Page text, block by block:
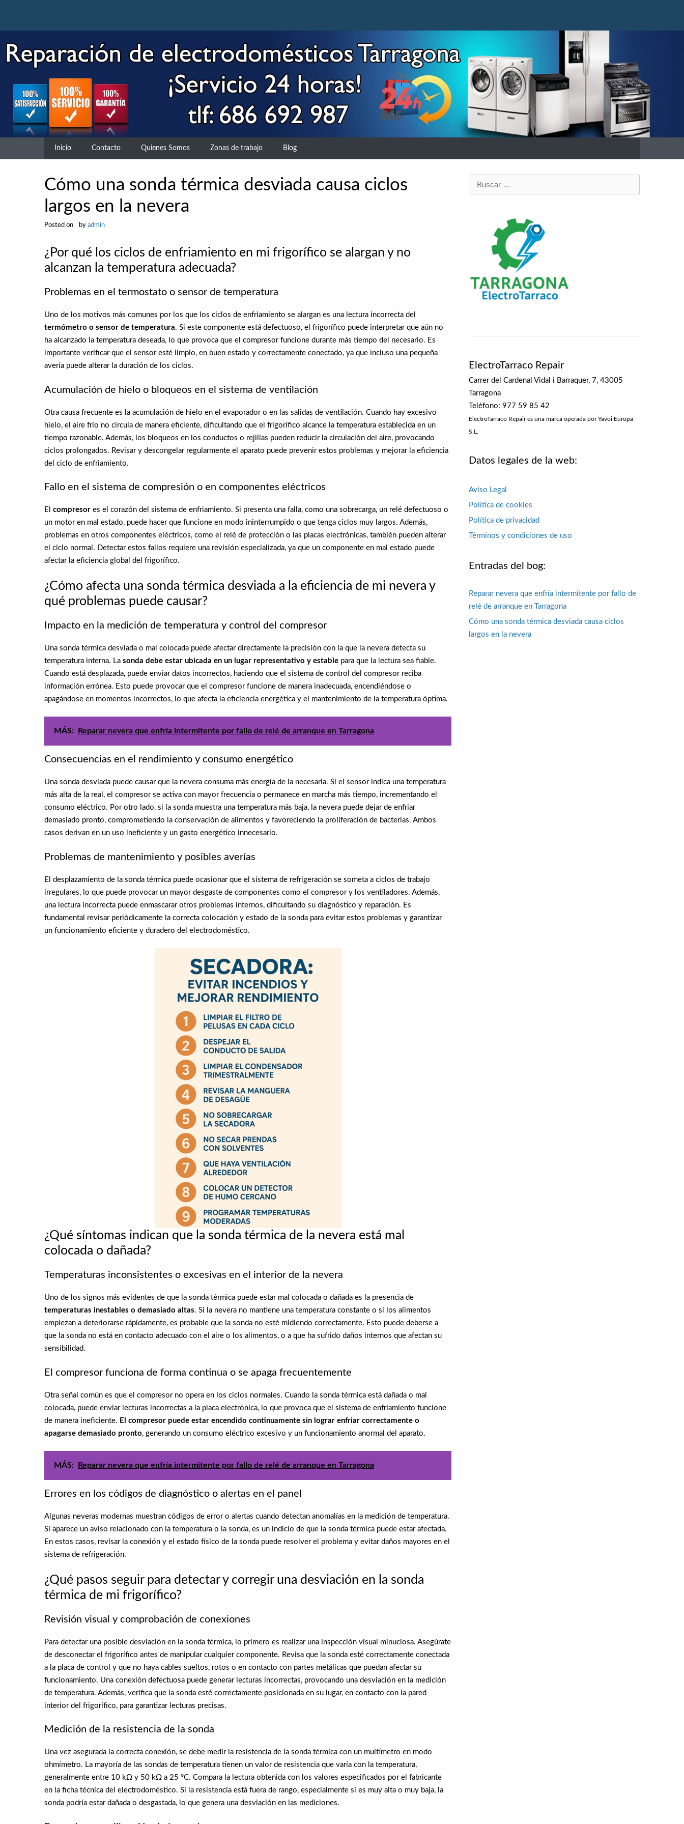
content
Inicio Contacto Quienes Somos Zonas de trabajo Blog
Cómo una sonda térmica desviada causa ciclos
largos en la nevera
Posted on by admin
¿Por qué los ciclos de enfriamiento en mi frigorífico se alargan y no
alcanzan la temperatura adecuada?
Problemas en el termostato o sensor de temperatura
Uno de los motivos más comunes por los que los ciclos de enfriamiento se alargan es una lectura incorrecta del
termómetro o sensor de temperatura. Si este componente está defectuoso, el frigorífico puede interpretar que aún no
ha alcanzado la temperatura deseada, lo que provoca que el compresor funcione durante más tiempo del necesario. Es
importante verificar que el sensor esté limpio, en buen estado y correctamente conectado, ya que incluso una pequeña
avería puede alterar la duración de los ciclos.
Acumulación de hielo o bloqueos en el sistema de ventilación
Otra causa frecuente es la acumulación de hielo en el evaporador o en las salidas de ventilación. Cuando hay excesivo
hielo, el aire frío no circula de manera eficiente, dificultando que el frigorífico alcance la temperatura establecida en un
tiempo razonable. Además, los bloqueos en los conductos o rejillas pueden reducir la circulación del aire, provocando
ciclos prolongados. Revisar y descongelar regularmente el aparato puede prevenir estos problemas y mejorar la eficiencia
del ciclo de enfriamiento.
Fallo en el sistema de compresión o en componentes eléctricos
El compresor es el corazón del sistema de enfriamiento. Si presenta una falla, como una sobrecarga, un relé defectuoso o
un motor en mal estado, puede hacer que funcione en modo ininterrumpido o que tenga ciclos muy largos. Además,
problemas en otros componentes eléctricos, como el relé de protección o las placas electrónicas, también pueden alterar
el ciclo normal. Detectar estos fallos requiere una revisión especializada, ya que un componente en mal estado puede
afectar la eficiencia global del frigorífico.
¿Cómo afecta una sonda térmica desviada a la eficiencia de mi nevera y
qué problemas puede causar?
Impacto en la medición de temperatura y control del compresor
Una sonda térmica desviada o mal colocada puede afectar directamente la precisión con la que la nevera detecta su
temperatura interna. La sonda debe estar ubicada en un lugar representativo y estable para que la lectura sea fiable.
Cuando está desplazada, puede enviar datos incorrectos, haciendo que el sistema de control del compresor reciba
información errónea. Esto puede provocar que el compresor funcione de manera inadecuada, encendiéndose o
apagándose en momentos incorrectos, lo que afecta la eficiencia energética y el mantenimiento de la temperatura óptima.
MÁS: Reparar nevera que enfría intermitente por fallo de relé de arranque en Tarragona
Consecuencias en el rendimiento y consumo energético
Una sonda desviada puede causar que la nevera consuma más energía de la necesaria. Si el sensor indica una temperatura
más alta de la real, el compresor se activa con mayor frecuencia o permanece en marcha más tiempo, incrementando el
consumo eléctrico. Por otro lado, si la sonda muestra una temperatura más baja, la nevera puede dejar de enfriar
demasiado pronto, comprometiendo la conservación de alimentos y favoreciendo la proliferación de bacterias. Ambos
casos derivan en un uso ineficiente y un gasto energético innecesario.
Problemas de mantenimiento y posibles averías
El desplazamiento de la sonda térmica puede ocasionar que el sistema de refrigeración se someta a ciclos de trabajo
irregulares, lo que puede provocar un mayor desgaste de componentes como el compresor y los ventiladores. Además,
una lectura incorrecta puede enmascarar otros problemas internos, dificultando su diagnóstico y reparación. Es
fundamental revisar periódicamente la correcta colocación y estado de la sonda para evitar estos problemas y garantizar
un funcionamiento eficiente y duradero del electrodoméstico.
¿Qué síntomas indican que la sonda térmica de la nevera está mal
colocada o dañada?
Temperaturas inconsistentes o excesivas en el interior de la nevera
Uno de los signos más evidentes de que la sonda térmica puede estar mal colocada o dañada es la presencia de
temperaturas inestables o demasiado altas. Si la nevera no mantiene una temperatura constante o si los alimentos
empiezan a deteriorarse rápidamente, es probable que la sonda no esté midiendo correctamente. Esto puede deberse a
que la sonda no está en contacto adecuado con el aire o los alimentos, o a que ha sufrido daños internos que afectan su
sensibilidad.
El compresor funciona de forma continua o se apaga frecuentemente
Otra señal común es que el compresor no opera en los ciclos normales. Cuando la sonda térmica está dañada o mal
colocada, puede enviar lecturas incorrectas a la placa electrónica, lo que provoca que el sistema de enfriamiento funcione
de manera ineficiente. El compresor puede estar encendido continuamente sin lograr enfriar correctamente o
apagarse demasiado pronto, generando un consumo eléctrico excesivo y un funcionamiento anormal del aparato.
MÁS: Reparar nevera que enfría intermitente por fallo de relé de arranque en Tarragona
Errores en los códigos de diagnóstico o alertas en el panel
Algunas neveras modernas muestran códigos de error o alertas cuando detectan anomalías en la medición de temperatura.
Si aparece un aviso relacionado con la temperatura o la sonda, es un indicio de que la sonda térmica puede estar afectada.
En estos casos, revisar la conexión y el estado físico de la sonda puede resolver el problema y evitar daños mayores en el
sistema de refrigeración.
¿Qué pasos seguir para detectar y corregir una desviación en la sonda
térmica de mi frigorífico?
Revisión visual y comprobación de conexiones
Para detectar una posible desviación en la sonda térmica, lo primero es realizar una inspección visual minuciosa. Asegúrate
de desconectar el frigorífico antes de manipular cualquier componente. Revisa que la sonda esté correctamente conectada
a la placa de control y que no haya cables sueltos, rotos o en contacto con partes metálicas que puedan afectar su
funcionamiento. Una conexión defectuosa puede generar lecturas incorrectas, provocando una desviación en la medición
de temperatura. Además, verifica que la sonda esté correctamente posicionada en su lugar, en contacto con la pared
interior del frigorífico, para garantizar lecturas precisas.
Medición de la resistencia de la sonda
Una vez asegurada la correcta conexión, se debe medir la resistencia de la sonda térmica con un multímetro en modo
ohmímetro. La mayoría de las sondas de temperatura tienen un valor de resistencia que varía con la temperatura,
generalmente entre 10 kΩ y 50 kΩ a 25 °C. Compara la lectura obtenida con los valores especificados por el fabricante
en la ficha técnica del electrodoméstico. Si la resistencia está fuera de rango, especialmente si es muy alta o muy baja, la
sonda podría estar dañada o desgastada, lo que genera una desviación en las mediciones.
Buscar:
ElectroTarraco Repair
Carrer del Cardenal Vidal i Barraquer, 7, 43005
Tarragona
Teléfono: 977 59 85 42
ElectroTarraco Repair es una marca operada por Yavoi Europa
S.L.
Datos legales de la web:
Aviso Legal
Política de cookies
Política de privacidad
Términos y condiciones de uso
Entradas del bog:
Reparar nevera que enfría intermitente por fallo de
relé de arranque en Tarragona
Cómo una sonda térmica desviada causa ciclos
largos en la nevera